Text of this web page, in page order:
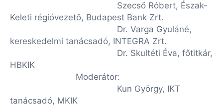
Szecső Róbert, Észak-
Keleti régióvezető, Budapest Bank Zrt.
Dr. Varga Gyuláné,
kereskedelmi tanácsadó, INTEGRA Zrt.
Dr. Skultéti Éva, főtitkár,
HBKIK
Moderátor:
Kun György, IKT
tanácsadó, MKIK